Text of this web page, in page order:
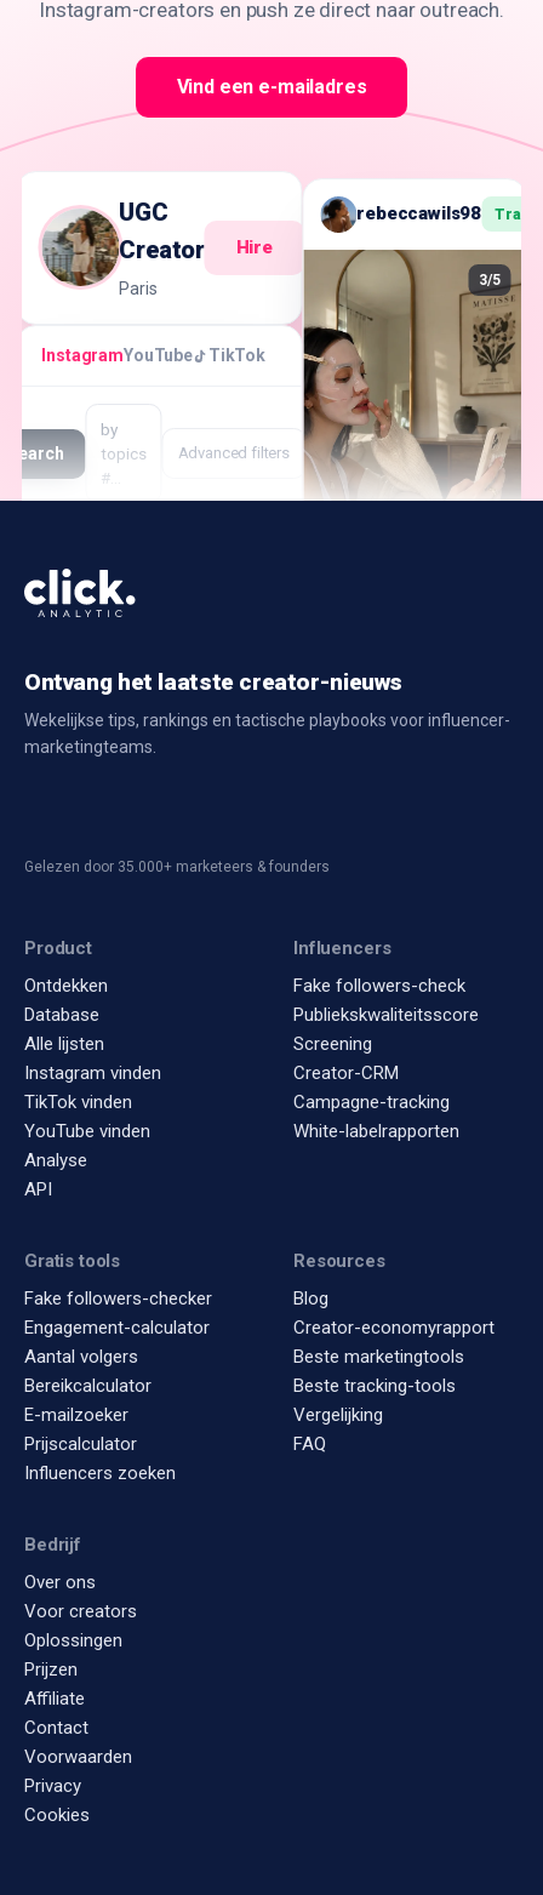
Instagram-creators en push ze direct naar outreach.
Vind een e-mailadres
UGC
Creator
Paris
Hire
InstagramYouTube TikTok
Search
by
topics
#…
Advanced filters
rebeccawils98
3/5
Ontvang het laatste creator-nieuws
Wekelijkse tips, rankings en tactische playbooks voor influencer-
marketingteams.
Gelezen door 35.000+ marketeers & founders
Product
Ontdekken
Database
Alle lijsten
Instagram vinden
TikTok vinden
YouTube vinden
Analyse
API
Influencers
Fake followers-check
Publiekskwaliteitsscore
Screening
Creator-CRM
Campagne-tracking
White-labelrapporten
Gratis tools
Fake followers-checker
Engagement-calculator
Aantal volgers
Bereikcalculator
E-mailzoeker
Prijscalculator
Influencers zoeken
Resources
Blog
Creator-economyrapport
Beste marketingtools
Beste tracking-tools
Vergelijking
FAQ
Bedrijf
Over ons
Voor creators
Oplossingen
Prijzen
Affiliate
Contact
Voorwaarden
Privacy
Cookies